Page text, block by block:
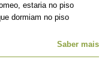
estaria no piso
dormiam no piso
Saber mais